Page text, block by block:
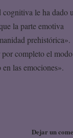
cognitiva le ha dado
la parte emotiva
prehistórica».
por completo el
las emociones».
Dejar un